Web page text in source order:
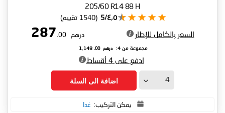
205/60 R14 88 H
٤٫٥/5 (1540 تقييم)
السعر بالكامل للإطار درهم 287
.00
مجموعة من 4: درهم 1,148
.00
ادفع على 4 أقساط
اضافة الى السلة
يمكن التركيب: غدا